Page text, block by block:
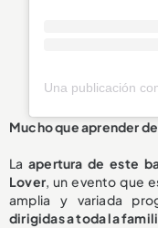
Mucho que aprender
Laapertura de este
Lover, un evento que
amplia y variada
dirigidas a toda la